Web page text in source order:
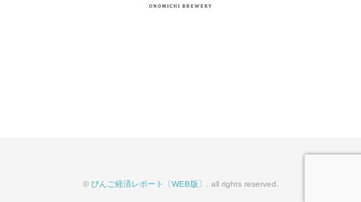
© びんご経済レポート〔WEB版〕 . all rights reserved.